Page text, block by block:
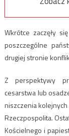
Wkrótce zaczęły
poszczególne
drugiej stronie
Z perspektywy
cesarstwa lub
niszczenia kolejnych
Rzeczpospolita.
Kościelnego i